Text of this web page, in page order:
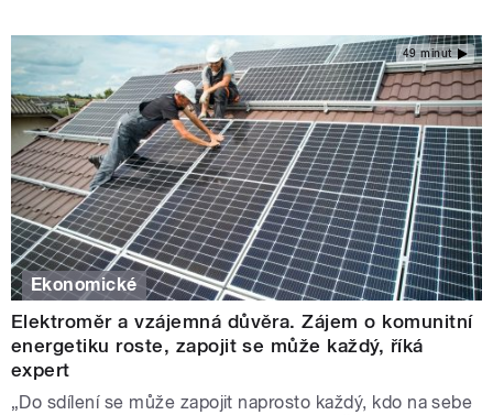
49 minut
Ekonomické
Elektroměr a vzájemná důvěra. Zájem o komunitní
energetiku roste, zapojit se může každý, říká
expert
„Do sdílení se může zapojit naprosto každý, kdo na sebe